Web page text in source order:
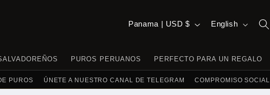
PUROS PERUANOS PERFECTO PARA UN REGALO
C
U
N
T
Panama | USD $
L
N
G
U
English
PUROS ÚNETE A NUESTRO CANAL DE TELEGRAM COMPROMISO SOCIAL